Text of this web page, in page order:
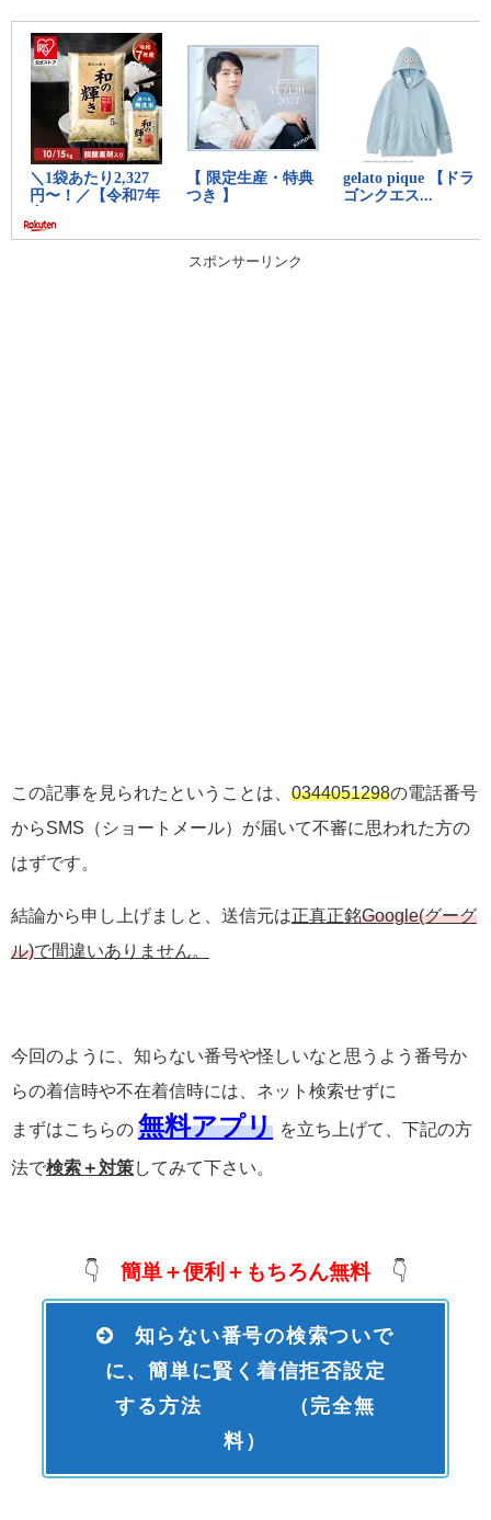
スポンサーリンク
この記事を見られたということは、 0344051298の電話番号
からSMS（ショートメール）が届いて不審に思われた方の
はずです。
結論から申し上げましと、送信元は正真正銘Google(グーグ
ル)で間違いありません。
今回のように、知らない番号や怪しいなと思うよう番号か
らの着信時や不在着信時には、ネット検索せずに
まずはこちらの 無料アプリ を立ち上げて、下記の方
法で検索＋対策してみて下さい。
👇 簡単＋便利＋もちろん無料👇
知らない番号の検索ついで
に、簡単に賢く着信拒否設定
する方法 （完全無
料）